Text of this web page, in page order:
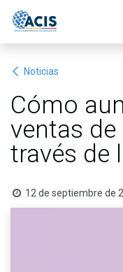
Noticias
Cómo
ventas
través de
12 de septiembre de